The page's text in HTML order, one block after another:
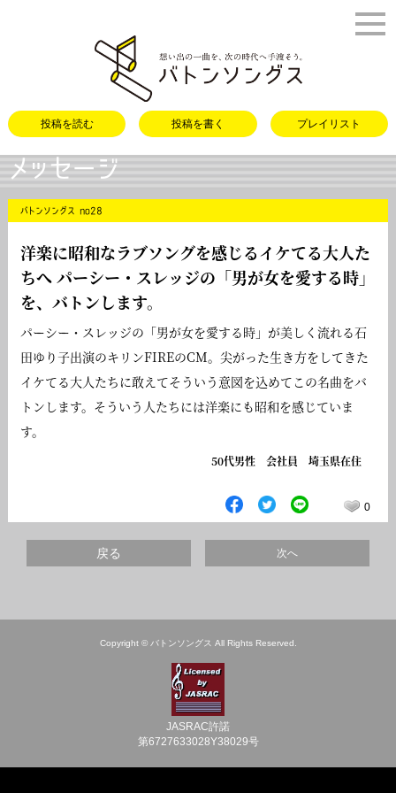
投稿を読む 投稿を書く プレイリスト
メッセージ
バトンソングス no28
洋楽に昭和なラブソングを感じるイケてる大人た
ちへ パーシー・スレッジの「男が女を愛する時」
を、バトンします。
パーシー・スレッジの「男が女を愛する時」が美しく流れる石
田ゆり子出演のキリンFIREのCM。尖がった生き方をしてきた
イケてる大人たちに敢えてそういう意図を込めてこの名曲をバ
トンします。そういう人たちには洋楽にも昭和を感じていま
す。
50代男性 会社員 埼玉県在住
0
戻る 次へ
Copyright © バトンソングス All Rights Reserved.
JASRAC許諾
第6727633028Y38029号